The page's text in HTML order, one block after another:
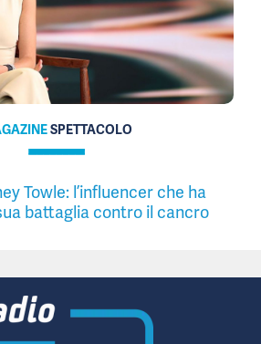
SPETTACOLO
Towle: l’influencer che ha
battaglia contro il cancro